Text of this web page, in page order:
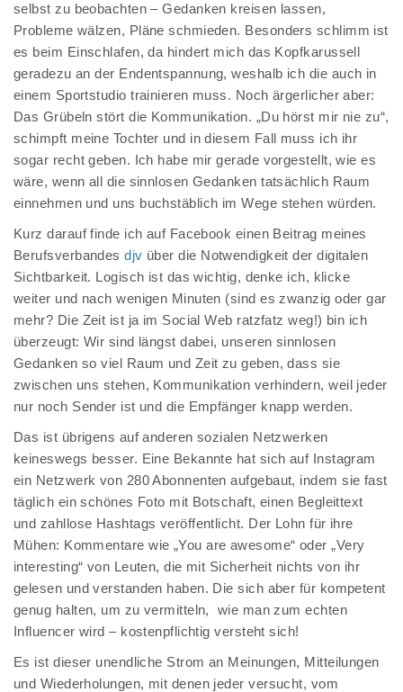
selbst zu beobachten – Gedanken kreisen lassen,
Probleme wälzen, Pläne schmieden. Besonders schlimm ist
es beim Einschlafen, da hindert mich das Kopfkarussell
geradezu an der Endentspannung, weshalb ich die auch in
einem Sportstudio trainieren muss. Noch ärgerlicher aber:
Das Grübeln stört die Kommunikation. „Du hörst mir nie zu“,
schimpft meine Tochter und in diesem Fall muss ich ihr
sogar recht geben. Ich habe mir gerade vorgestellt, wie es
wäre, wenn all die sinnlosen Gedanken tatsächlich Raum
einnehmen und uns buchstäblich im Wege stehen würden.
Kurz darauf finde ich auf Facebook einen Beitrag meines
Berufsverbandesdjv über die Notwendigkeit der digitalen
Sichtbarkeit. Logisch ist das wichtig, denke ich, klicke
weiter und nach wenigen Minuten (sind es zwanzig oder gar
mehr? Die Zeit ist ja im Social Web ratzfatz weg!) bin ich
überzeugt: Wir sind längst dabei, unseren sinnlosen
Gedanken so viel Raum und Zeit zu geben, dass sie
zwischen uns stehen, Kommunikation verhindern, weil jeder
nur noch Sender ist und die Empfänger knapp werden.
Das ist übrigens auf anderen sozialen Netzwerken
keineswegs besser. Eine Bekannte hat sich auf Instagram
ein Netzwerk von 280 Abonnenten aufgebaut, indem sie fast
täglich ein schönes Foto mit Botschaft, einen Begleittext
und zahllose Hashtags veröffentlicht. Der Lohn für ihre
Mühen: Kommentare wie „You are awesome“ oder „Very
interesting“ von Leuten, die mit Sicherheit nichts von ihr
gelesen und verstanden haben. Die sich aber für kompetent
genug halten, um zu vermitteln, wie man zum echten
Influencer wird – kostenpflichtig versteht sich!
Es ist dieser unendliche Strom an Meinungen, Mitteilungen
und Wiederholungen, mit denen jeder versucht, vom